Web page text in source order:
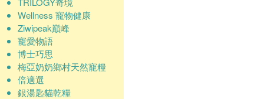
Wellness 寵物健康
Ziwipeak巔峰
寵愛物語
博士巧思
梅亞奶奶鄉村天然寵糧
倍適選
銀湯匙貓乾糧